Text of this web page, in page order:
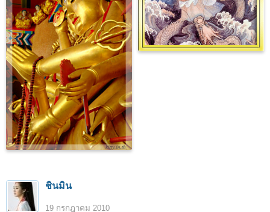
ชินมิน
19 กรกฎาคม 2010